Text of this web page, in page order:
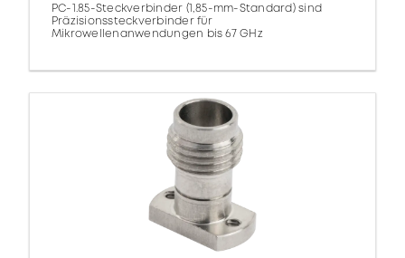
PC-1.85-Steckverbinder (1,85-mm-Standard) sind
Präzisionssteckverbinder für
Mikrowellenanwendungen bis 67 GHz